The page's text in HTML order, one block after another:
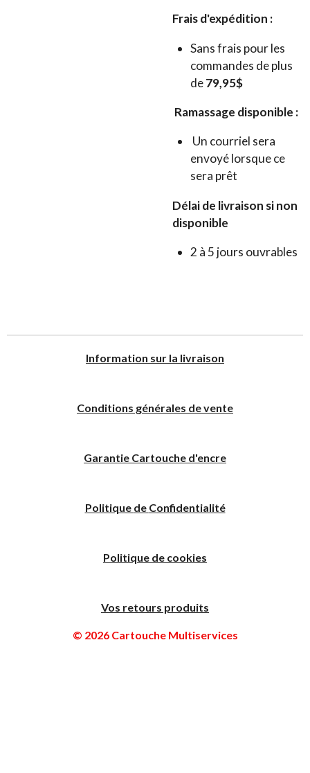
Frais d'expédition :
Sans frais pour les
commandes de plus
de79,95$
Ramassage disponible :
Un courriel sera
envoyé lorsque ce
sera prêt
Délai de livraison si non
disponible
2 à 5 jours ouvrables
Information sur la livraison
Conditions générales de vente
Garantie Cartouche d'encre
Politique de Confidentialité
Politique de cookies
Vos retours produits
© 2026 Cartouche Multiservices